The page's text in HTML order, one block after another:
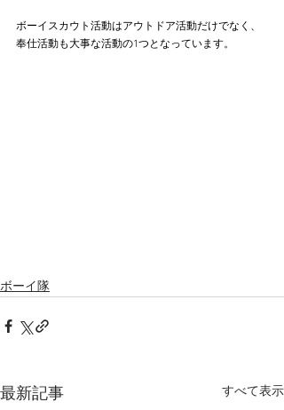
ボーイスカウト活動はアウトドア活動だけでなく、
奉仕活動も大事な活動の1つとなっています。
ボーイ隊
最新記事 すべて表示